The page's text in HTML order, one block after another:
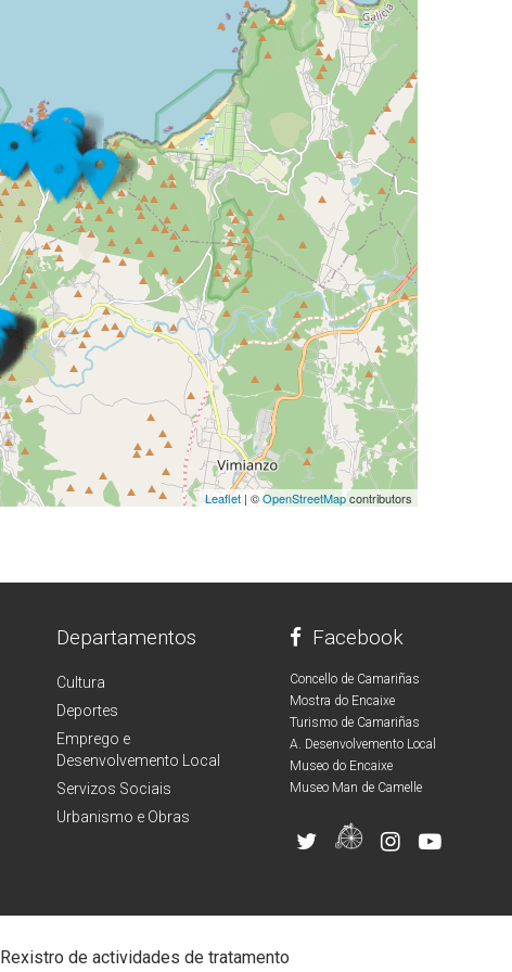
Leaflet | ©OpenStreetMapcontributors
Departamentos
Cultura
Deportes
Emprego e
Desenvolvemento Local
Servizos Sociais
Urbanismo e Obras
Facebook
Concello de Camariñas
Mostra do Encaixe
Turismo de Camariñas
A. Desenvolvemento Local
Museo do Encaixe
Museo Man de Camelle
Rexistro de actividades de tratamento